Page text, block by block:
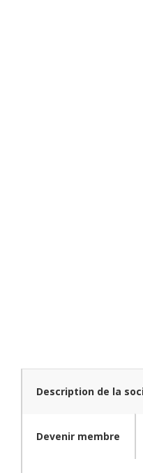
Description de la
Devenir membre